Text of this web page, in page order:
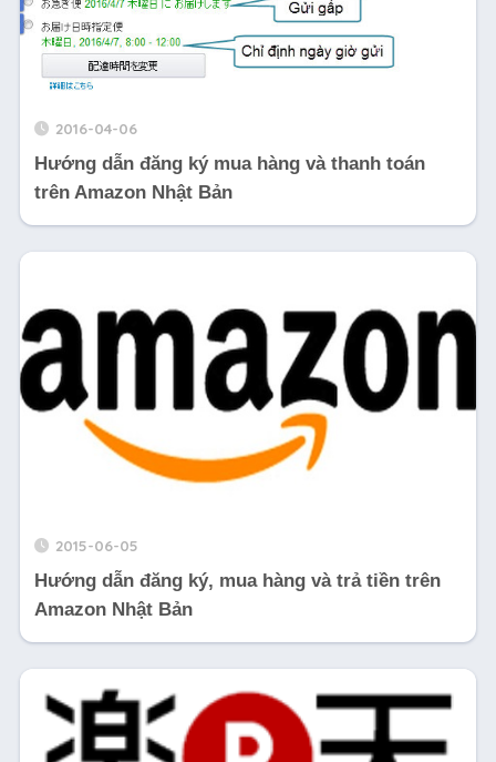
2016-04-06
Hướng dẫn đăng ký mua hàng và thanh toán
trên Amazon Nhật Bản
2015-06-05
Hướng dẫn đăng ký, mua hàng và trả tiền trên
Amazon Nhật Bản